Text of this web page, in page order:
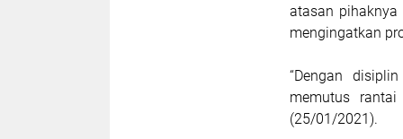
atasan
mengingatkan
“Dengan
memutus
(25/01/2021).